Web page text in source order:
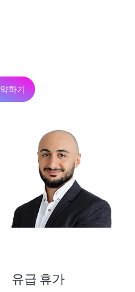
하기
유급 휴가